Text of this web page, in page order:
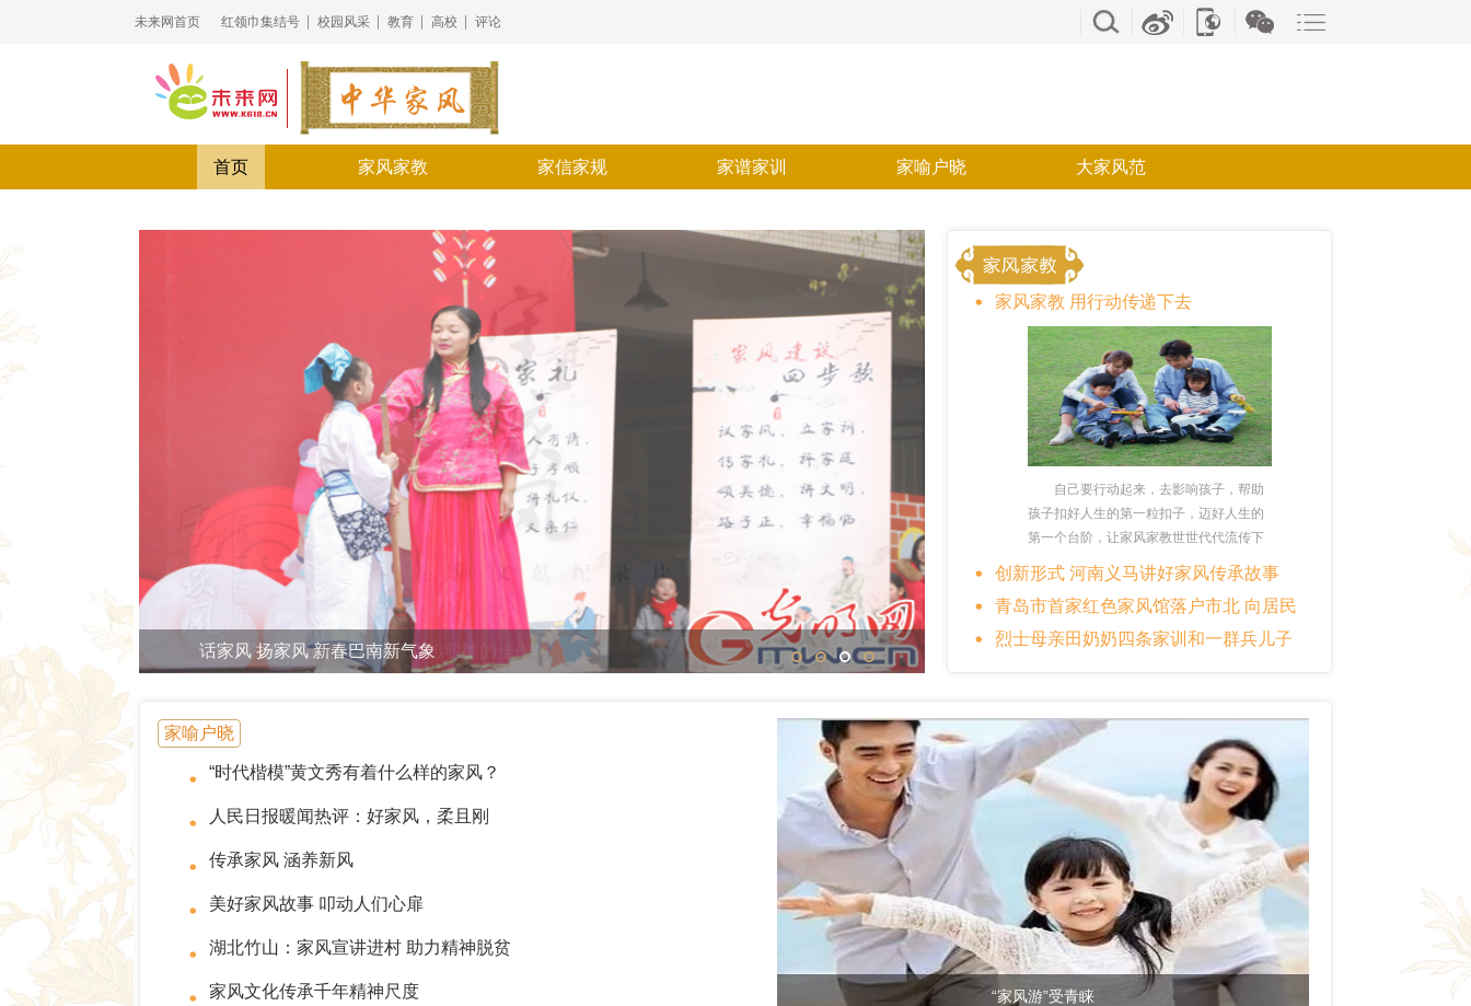
未来网首页 红领巾集结号 校园风采 教育 高校 评论
首页 家风家教 家信家规 家谱家训 家喻户晓 大家风范
1 2 3 3
话家风 扬家风 新春巴南新气象
家风家教 用行动传递下去
自己要行动起来，去影响孩子，帮助
孩子扣好人生的第一粒扣子，迈好人生的
第一个台阶，让家风家教世世代代流传下
去。[详情]
创新形式 河南义马讲好家风传承故事
青岛市首家红色家风馆落户市北 向居民
免费开放
烈士母亲田奶奶四条家训和一群兵儿子
家喻户晓
“时代楷模”黄文秀有着什么样的家风？
人民日报暖闻热评：好家风，柔且刚
传承家风 涵养新风
美好家风故事 叩动人们心扉
湖北竹山：家风宣讲进村 助力精神脱贫
家风文化传承千年精神尺度 “家风游”受青睐